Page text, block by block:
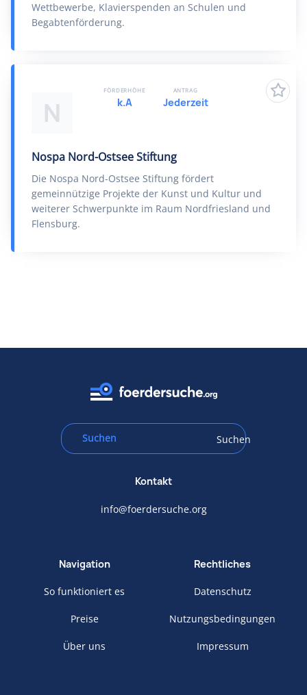
Wettbewerbe, Klavierspenden an Schulen und
Begabtenförderung.
N
Nospa Nord-Ostsee Stiftung
Die Nospa Nord-Ostsee Stiftung fördert
gemeinnützige Projekte der Kunst und Kultur und
weiterer Schwerpunkte im Raum Nordfriesland und
Flensburg.
FÖRDERHÖHE
k.A
ANTRAG
Jederzeit
Suchen
Kontakt
info@foerdersuche.org
Navigation
So funktioniert es
Preise
Über uns
Rechtliches
Datenschutz
Nutzungsbedingungen
Impressum